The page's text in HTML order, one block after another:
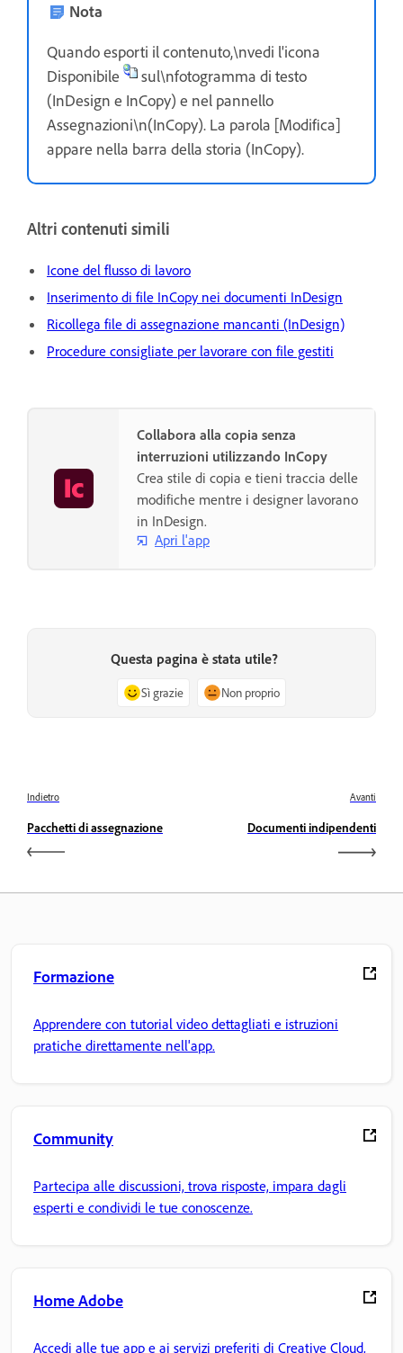
Nota
Quando esporti il contenuto,\nvedi l'icona
Disponibile
sul\nfotogramma di testo
(InDesign e InCopy) e nel pannello
Assegnazioni\n(InCopy). La parola [Modifica]
appare nella barra della storia (InCopy).
Altri contenuti simili
Icone del flusso di lavoro
Inserimento di file InCopy nei documenti InDesign
Ricollega file di assegnazione mancanti (InDesign)
Procedure consigliate per lavorare con file gestiti
Collabora alla copia senza
interruzioni utilizzando InCopy
Crea stile di copia e tieni traccia delle
modifiche mentre i designer lavorano
in InDesign.
Apri l'app
Questa pagina è stata utile?
Sì grazie Non proprio
Indietro
Pacchetti di assegnazione
Avanti
Documenti indipendenti
Formazione
Apprendere con tutorial video dettagliati e istruzioni
pratiche direttamente nell'app.
Community
Partecipa alle discussioni, trova risposte, impara dagli
esperti e condividi le tue conoscenze.
Home Adobe
Accedi alle tue app e ai servizi preferiti di Creative Cloud,